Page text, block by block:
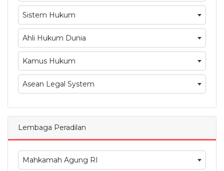
Sistem Hukum
Ahli Hukum Dunia
Kamus Hukum
Asean Legal System
Lembaga Peradilan
Mahkamah Agung RI